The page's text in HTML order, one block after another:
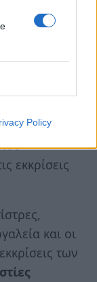
Policy
άμεσης
μέσω
εκκρίσεις
και οι
των